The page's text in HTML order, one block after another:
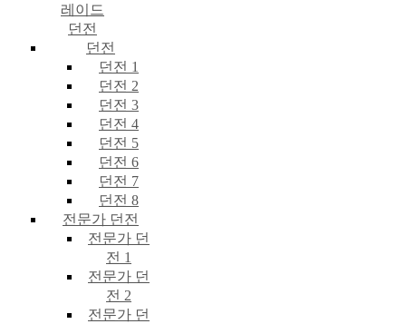
레이드
던전
던전
던전 1
던전 2
던전 3
던전 4
던전 5
던전 6
던전 7
던전 8
전문가 던전
전문가 던
전 1
전문가 던
전 2
전문가 던